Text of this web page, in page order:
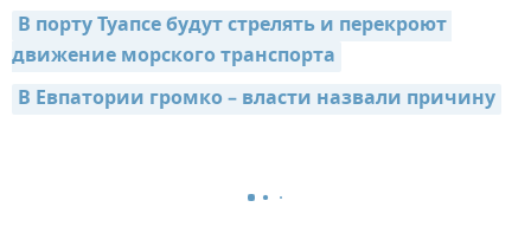
В порту Туапсе будут стрелять и перекроют
движение морского транспорта
В Евпатории громко – власти назвали причину